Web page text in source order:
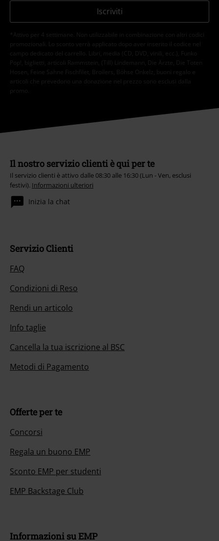
Iscriviti
*Attivo per 4 settimane. Non utilizzabile in combinazione con altri codici
promozionali. Lo sconto verrà applicato dopo aver inserito il codice nel
campo dedicato del carrello. Libri, media (CD, DVD, vinili, ecc.), Funko
Pop!, biglietti, articoli Rammstein, (Till) Lindemann, Die Ärzte, Die Toten
Hosen, Feine Sahne Fischfilet, Broilers, Böhse Onkelz, buoni regalo e
articoli che prevedono una donazione nel prezzo sono esclusi dalla
promo.
Il nostro servizio clienti è qui per te
Il servizio clienti è attivo dalle 08:30 alle 16:30 (Lun - Ven, esclusi
festivi). Informazioni ulteriori
Inizia la chat
Servizio Clienti
FAQ
Condizioni di Reso
Rendi un articolo
Info taglie
Cancella la tua iscrizione al BSC
Metodi di Pagamento
Offerte per te
Concorsi
Regala un buono EMP
Sconto EMP per studenti
EMP Backstage Club
Informazioni su EMP